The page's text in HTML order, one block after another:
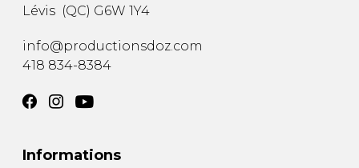
Lévis (QC) G6W 1Y4
info@productionsdoz.com
418 834-8384
Informations